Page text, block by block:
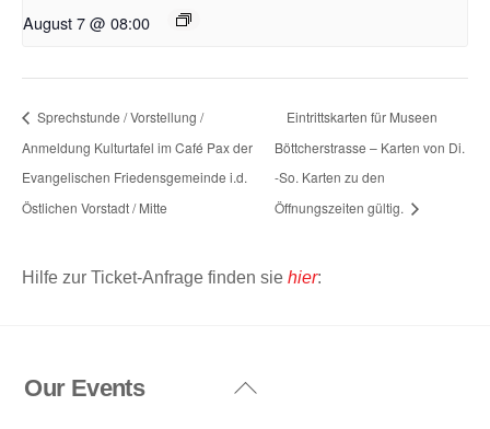
August 7 @ 08:00
Sprechstunde / Vorstellung /
Anmeldung Kulturtafel im Café Pax der
Evangelischen Friedensgemeinde i.d.
Östlichen Vorstadt / Mitte
Eintrittskarten für Museen
Böttcherstrasse – Karten von Di.
-So. Karten zu den
Öffnungszeiten gültig.
Hilfe zur Ticket-Anfrage finden sie hier:
Back
Our Events